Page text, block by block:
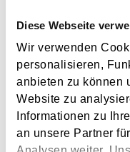
Diese Webseite
Wir verwenden
personalisieren,
anbieten zu können
Website zu
Informationen zu
an unsere Partner
Hirtshals
Kristiansand
2 x denně
3,2 h délka přejezdu